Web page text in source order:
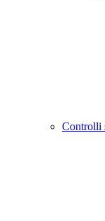
Controlli